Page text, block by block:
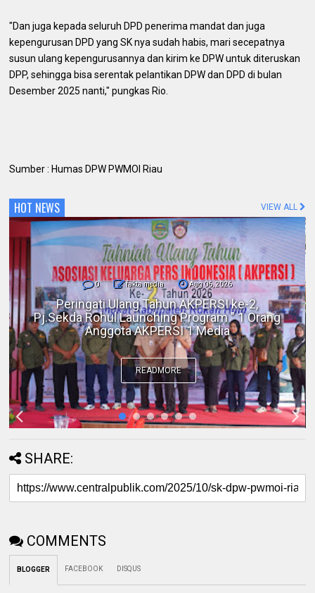
"Dan juga kepada seluruh DPD penerima mandat dan juga
kepengurusan DPD yang SK nya sudah habis, mari secepatnya
susun ulang kepengurusannya dan kirim ke DPW untuk diteruskan
DPP, sehingga bisa serentak pelantikan DPW dan DPD di bulan
Desember 2025 nanti," pungkas Rio.
Sumber : Humas DPW PWMOI Riau
HOT NEWS VIEW ALL
0 fakta media Aug 06, 2026
Polres Inhil bersama Pemkab Inhil dan
BKSDA Riau Perkuat Sinergi Tangani
Gangguan Kera Liar di Tembilahan
READMORE
SHARE:
COMMENTS
BLOGGER FACEBOOK DISQUS